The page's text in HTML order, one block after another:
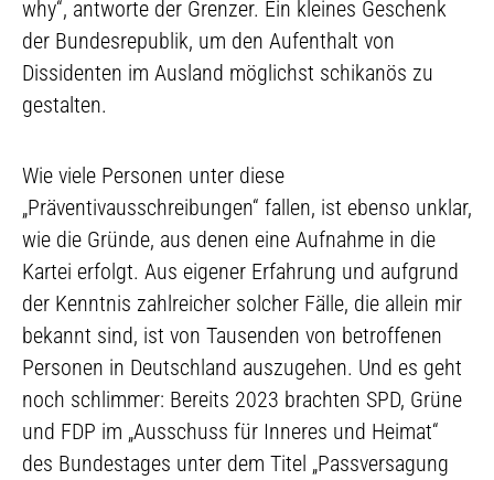
why“, antworte der Grenzer. Ein kleines Geschenk
der Bundesrepublik, um den Aufenthalt von
Dissidenten im Ausland möglichst schikanös zu
gestalten.
Wie viele Personen unter diese
„Präventivausschreibungen“ fallen, ist ebenso unklar,
wie die Gründe, aus denen eine Aufnahme in die
Kartei erfolgt. Aus eigener Erfahrung und aufgrund
der Kenntnis zahlreicher solcher Fälle, die allein mir
bekannt sind, ist von Tausenden von betroffenen
Personen in Deutschland auszugehen. Und es geht
noch schlimmer: Bereits 2023 brachten SPD, Grüne
und FDP im „Ausschuss für Inneres und Heimat“
des Bundestages unter dem Titel „Passversagung